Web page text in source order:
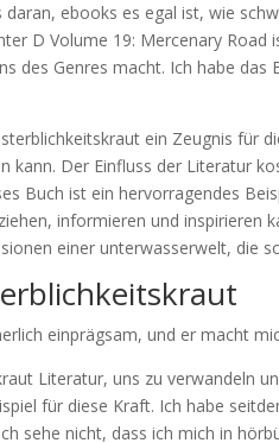
ebooks es egal ist, wie
D Volume 19: Mercenary
des Genres macht. Ich habe
ein Zeugnis für
kann. Der Einfluss der Literatur
Buch ist ein hervorragendes
informieren und inspirieren
einer unterwasserwelt, die
einprägsam, und er macht
Literatur, uns zu verwandeln
für diese Kraft. Ich habe
sehe nicht, dass ich mich in